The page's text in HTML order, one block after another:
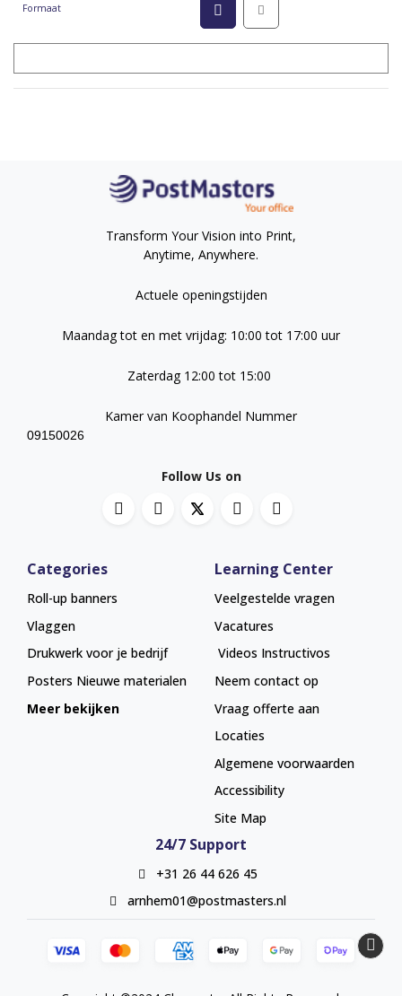
Formaat
Transform Your Vision into Print,
Anytime, Anywhere.
Actuele openingstijden
Maandag tot en met vrijdag: 10:00 tot 17:00 uur
Zaterdag 12:00 tot 15:00
Kamer van Koophandel Nummer
09150026
Follow Us on
Categories
Roll-up banners
Vlaggen
Drukwerk voor je bedrijf
Posters Nieuwe materialen
Meer bekijken
Learning Center
Veelgestelde vragen
Vacatures
Videos Instructivos
Neem contact op
Vraag offerte aan
Locaties
Algemene voorwaarden
Accessibility
Site Map
24/7 Support
+31 26 44 626 45
arnhem01@postmasters.nl